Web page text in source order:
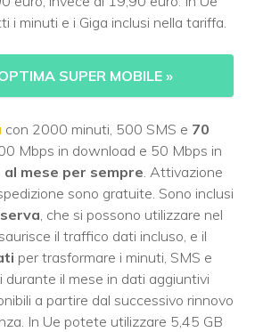
i minuti e i Giga inclusi nella tariffa.
SUPER MOBILE »
con 2000 minuti, 500 SMS e 70
Mbps in download e 50 Mbps in
al mese per sempre . Attivazione
sono gratuite. Sono inclusi
, che si possono utilizzare nel
il traffico dati incluso, e il
per trasformare i minuti, SMS e
durante il mese in dati aggiuntivi
a partire dal successivo rinnovo
In Ue potete utilizzare 5,45 GB